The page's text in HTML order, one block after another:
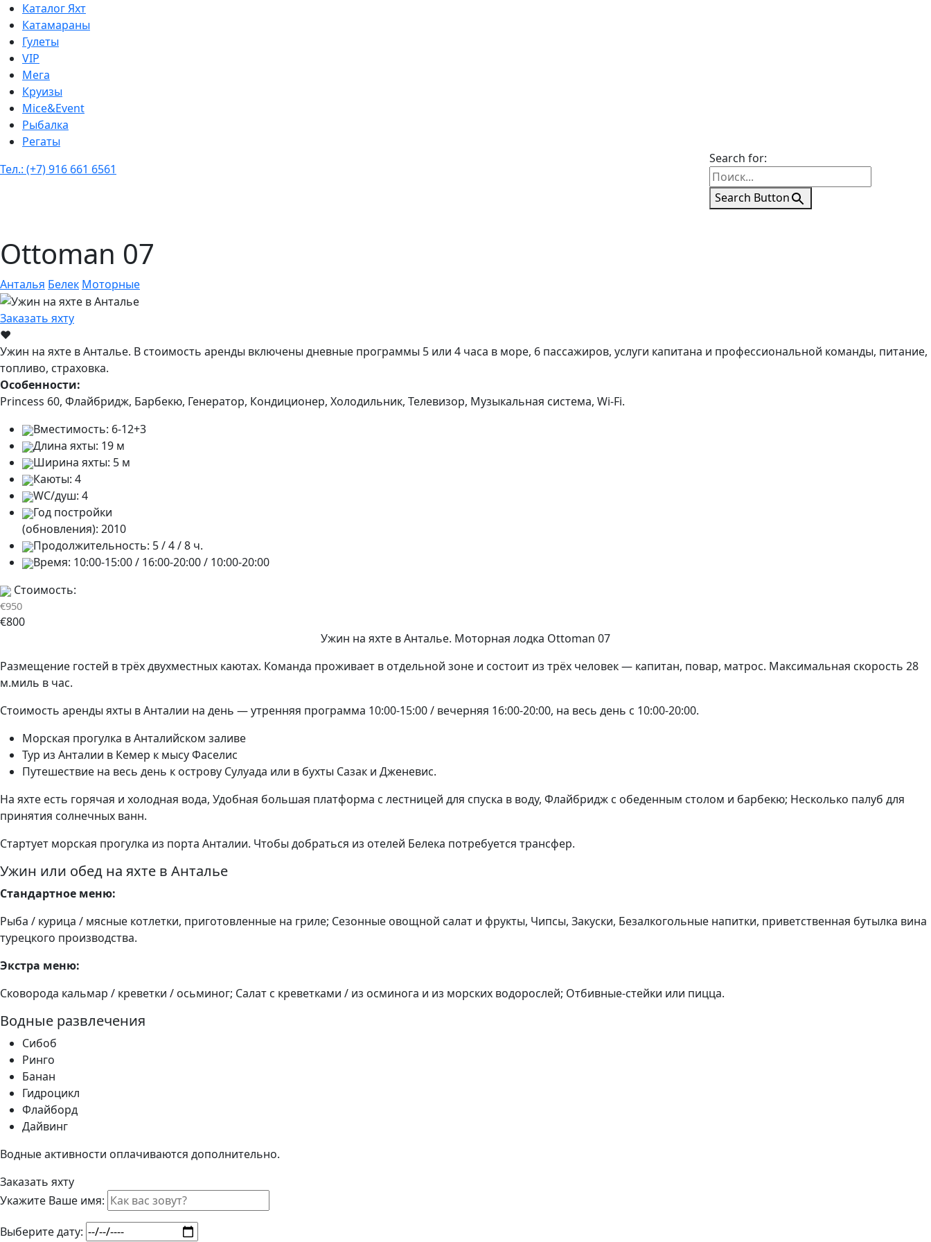
Каталог Яхт
Катамараны
Гулеты
VIP
Мега
Круизы
Mice&Event
Рыбалка
Регаты
Тел.: (+7) 916 661 6561
Search for:
Search Button
Ottoman 07
Анталья Белек Моторные
Заказать яхту
♥
Ужин на яхте в Анталье. В стоимость аренды включены дневные программы 5 или 4 часа в море, 6 пассажиров, услуги капитана и профессиональной команды, питание,
топливо, страховка.
Особенности:
Princess 60, Флайбридж, Барбекю, Генератор, Кондиционер, Холодильник, Телевизор, Музыкальная система, Wi-Fi.
Вместимость: 6-12+3
Длина яхты: 19 м
Ширина яхты: 5 м
Каюты: 4
WC/душ: 4
Год постройки
(обновления): 2010
Продолжительность: 5 / 4 / 8 ч.
Время: 10:00-15:00 / 16:00-20:00 / 10:00-20:00
Стоимость:
€950
€800
Ужин на яхте в Анталье. Моторная лодка Ottoman 07
Размещение гостей в трёх двухместных каютах. Команда проживает в отдельной зоне и состоит из трёх человек — капитан, повар, матрос. Максимальная скорость 28
м.миль в час.
Стоимость аренды яхты в Анталии на день — утренняя программа 10:00-15:00 / вечерняя 16:00-20:00, на весь день с 10:00-20:00.
Морская прогулка в Анталийском заливе
Тур из Анталии в Кемер к мысу Фаселис
Путешествие на весь день к острову Сулуада или в бухты Сазак и Дженевис.
На яхте есть горячая и холодная вода, Удобная большая платформа с лестницей для спуска в воду, Флайбридж с обеденным столом и барбекю; Несколько палуб для
принятия солнечных ванн.
Стартует морская прогулка из порта Анталии. Чтобы добраться из отелей Белека потребуется трансфер.
Ужин или обед на яхте в Анталье
Стандартное меню:
Рыба / курица / мясные котлетки, приготовленные на гриле; Сезонные овощной салат и фрукты, Чипсы, Закуски, Безалкогольные напитки, приветственная бутылка вина
турецкого производства.
Экстра меню:
Сковорода кальмар / креветки / осьминог; Салат с креветками / из осминога и из морских водорослей; Отбивные-стейки или пицца.
Водные развлечения
Сибоб
Ринго
Банан
Гидроцикл
Флайборд
Дайвинг
Водные активности оплачиваются дополнительно.
Заказать яхту
Укажите Ваше имя:
Выберите дату: